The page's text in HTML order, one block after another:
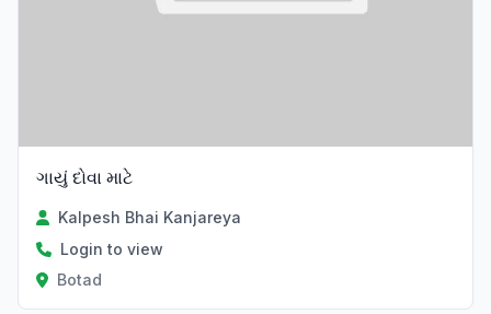
ગાયું દોવા માટે
Kalpesh Bhai Kanjareya
Login to view
Botad